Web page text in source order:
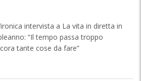
intervista a La vita in diretta in
“Il tempo passa troppo
tante cose da fare”